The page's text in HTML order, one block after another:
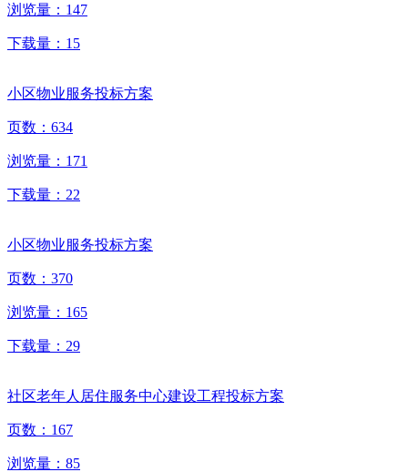
浏览量： 147
下载量： 15
小区物业服务投标方案
页数： 634
浏览量： 171
下载量： 22
小区物业服务投标方案
页数： 370
浏览量： 165
下载量： 29
社区老年人居住服务中心建设工程投标方案
页数： 167
浏览量： 85